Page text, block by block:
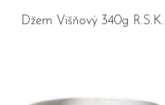
Džem Višňový 340g R.S.K.